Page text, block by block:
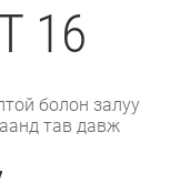
16
болон залуу
тав давж